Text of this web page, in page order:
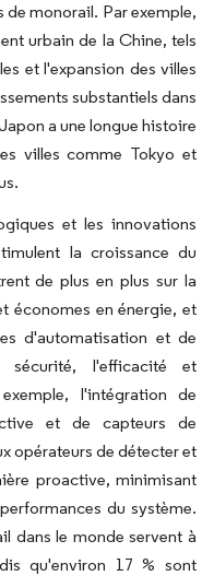
monorail. Par exemple,
urbain de la Chine, tels
et l'expansion des villes
substantiels dans
a une longue histoire
villes comme Tokyo et
et les innovations
la croissance du
de plus en plus sur la
économes en énergie, et
d'automatisation et de
sécurité, l'efficacité et
l'intégration de
et de capteurs de
opérateurs de détecter et
proactive, minimisant
du système.
dans le monde servent à
qu'environ 17 % sont